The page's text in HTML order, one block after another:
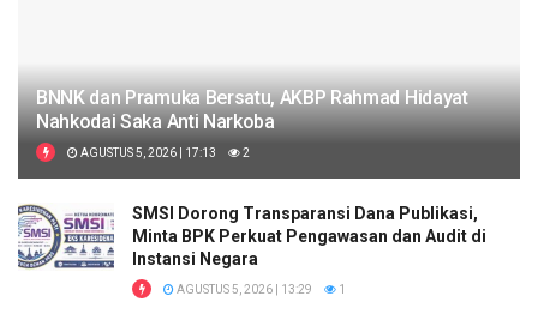
BNNK dan Pramuka Bersatu, AKBP Rahmad Hidayat
Nahkodai Saka Anti Narkoba
AGUSTUS 5, 2026 | 17:13 2
SMSI Dorong Transparansi Dana Publikasi,
Minta BPK Perkuat Pengawasan dan Audit di
Instansi Negara
AGUSTUS 5, 2026 | 13:29 1